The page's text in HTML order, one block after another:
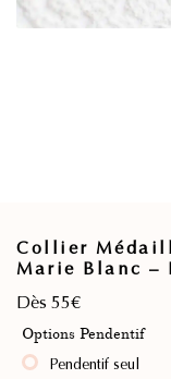
Collier
Marie Blanc –
Dès 55€
Options Pendentif
Pendentif seul